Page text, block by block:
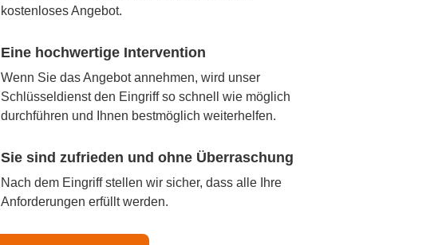
kostenloses Angebot.
Eine hochwertige Intervention
Wenn Sie das Angebot annehmen, wird unser
Schlüsseldienst den Eingriff so schnell wie möglich
durchführen und Ihnen bestmöglich weiterhelfen.
Sie sind zufrieden und ohne Überraschung
Nach dem Eingriff stellen wir sicher, dass alle Ihre
Anforderungen erfüllt werden.